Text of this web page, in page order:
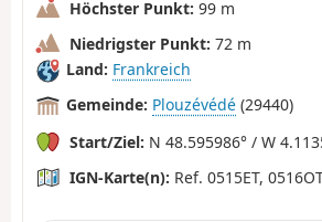
Höchster Punkt: 99 m
Niedrigster Punkt: 72 m
Land: Frankreich
Gemeinde: Plouzévédé (29440)
Start/Ziel: N 48.595986° / W
IGN-Karte(n): Ref. 0515ET,